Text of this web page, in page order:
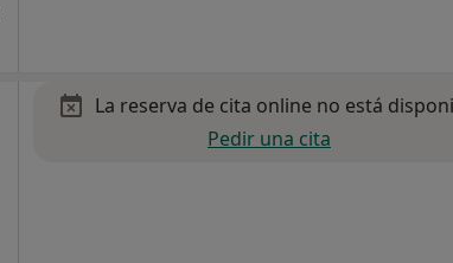
La reserva de cita online no está
Pedir una cita